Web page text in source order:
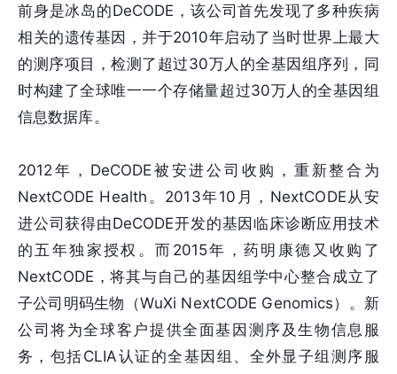
前身是冰岛的DeCODE，该公司首先发现了多种疾病
相关的遗传基因，并于2010年启动了当时世界上最大
的测序项目，检测了超过30万人的全基因组序列，同
时构建了全球唯一一个存储量超过30万人的全基因组
信息数据库。
2012年，DeCODE被安进公司收购，重新整合为
NextCODE Health。2013年10月，NextCODE从安
进公司获得由DeCODE开发的基因临床诊断应用技术
的五年独家授权。而2015年，药明康德又收购了
NextCODE，将其与自己的基因组学中心整合成立了
子公司明码生物（WuXi NextCODE Genomics）。新
公司将为全球客户提供全面基因测序及生物信息服
务，包括CLIA认证的全基因组、全外显子组测序服